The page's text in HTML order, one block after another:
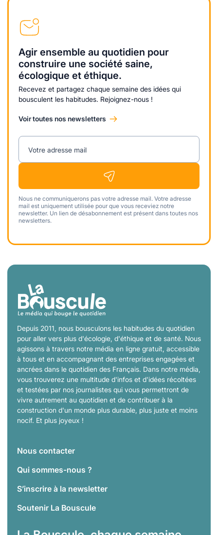
Agir ensemble au quotidien pour
construire une société saine,
écologique et éthique.
Recevez et partagez chaque semaine des idées qui
bousculent les habitudes. Rejoignez-nous !
Voir toutes nos newsletters
Votre adresse mail
Nous ne communiquerons pas votre adresse mail. Votre adresse
mail est uniquement utilisée pour que vous receviez notre
newsletter. Un lien de désabonnement est présent dans toutes nos
newsletters.
Depuis 2011, nous bousculons les habitudes du quotidien
pour aller vers plus d'écologie, d'éthique et de santé. Nous
agissons à travers notre média en ligne gratuit, accessible
à tous et en accompagnant des entreprises engagées et
ancrées dans le quotidien des Français. Dans notre média,
vous trouverez une multitude d'infos et d'idées récoltées
et testées par nos journalistes qui vous permettront de
vivre autrement au quotidien et de contribuer à la
construction d'un monde plus durable, plus juste et moins
nocif. Et plus joyeux !
Nous contacter
Qui sommes-nous ?
S’inscrire à la newsletter
Soutenir La Bouscule